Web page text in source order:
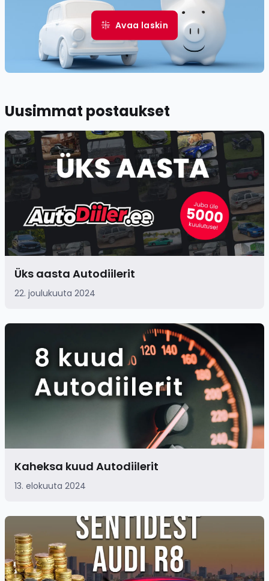
Avaa laskin
Uusimmat postaukset
Üks aasta Autodiilerit
22. joulukuuta 2024
Kaheksa kuud Autodiilerit
13. elokuuta 2024